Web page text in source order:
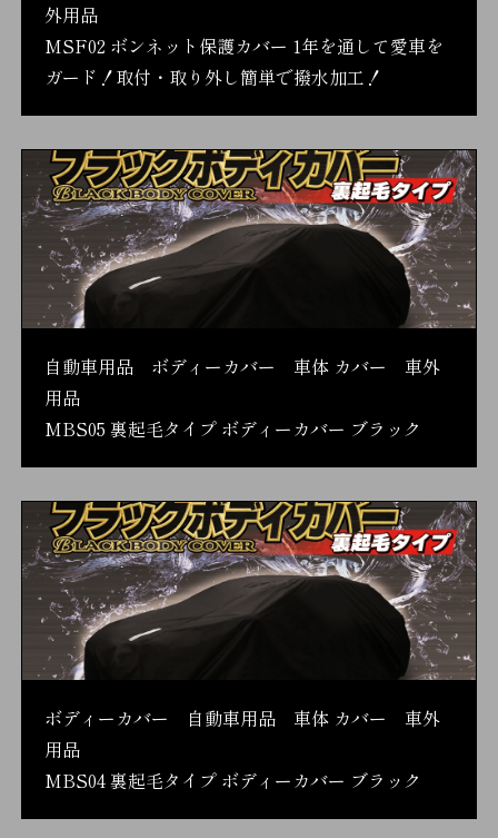
外用品
MSF02 ボンネット保護カバー 1年を通して愛車を
ガード！取付・取り外し簡単で撥水加工！
自動車用品 ボディーカバー 車体 カバー 車外
用品
MBS05 裏起毛タイプ ボディーカバー ブラック
ボディーカバー 自動車用品 車体 カバー 車外
用品
MBS04 裏起毛タイプ ボディーカバー ブラック